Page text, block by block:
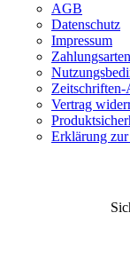
AGB
Datenschutz
Impressum
Zahlungsarten
Zeitschriften-
Vertrag
Erklärung